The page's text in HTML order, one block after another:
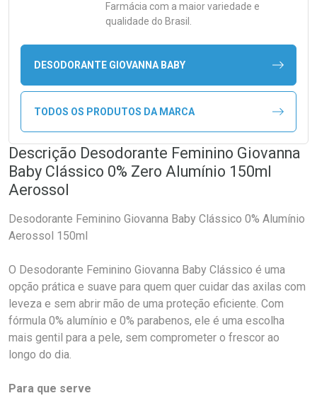
Farmácia com a maior variedade e
qualidade do Brasil.
DESODORANTE GIOVANNA BABY
TODOS OS PRODUTOS DA MARCA
Descrição Desodorante Feminino Giovanna
Baby Clássico 0% Zero Alumínio 150ml
Aerossol
Desodorante Feminino Giovanna Baby Clássico 0% Alumínio
Aerossol 150ml
O Desodorante Feminino Giovanna Baby Clássico é uma
opção prática e suave para quem quer cuidar das axilas com
leveza e sem abrir mão de uma proteção eficiente. Com
fórmula 0% alumínio e 0% parabenos, ele é uma escolha
mais gentil para a pele, sem comprometer o frescor ao
longo do dia.
Para que serve